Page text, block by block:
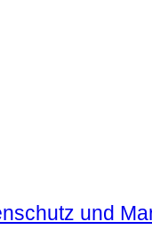
und